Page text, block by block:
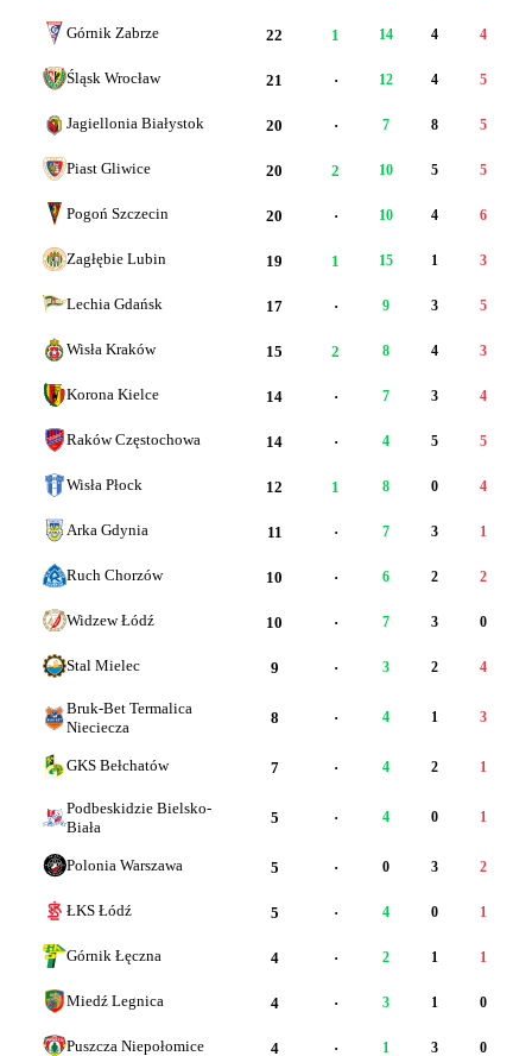
Górnik Zabrze 22 1 14 4 4
Śląsk Wrocław 21 · 12 4 5
Jagiellonia Białystok 20 · 7 8 5
Piast Gliwice 20 2 10 5 5
Pogoń Szczecin 20 · 10 4 6
Zagłębie Lubin 19 1 15 1 3
Lechia Gdańsk 17 · 9 3 5
Wisła Kraków 15 2 8 4 3
Korona Kielce 14 · 7 3 4
Raków Częstochowa 14 · 4 5 5
Wisła Płock 12 1 8 0 4
Arka Gdynia 11 · 7 3 1
Ruch Chorzów 10 · 6 2 2
Widzew Łódź 10 · 7 3 0
Stal Mielec 9 · 3 2 4
Bruk-Bet Termalica
Nieciecza
8 · 4 1 3
GKS Bełchatów 7 · 4 2 1
Podbeskidzie Bielsko-
Biała
5 · 4 0 1
Polonia Warszawa 5 · 0 3 2
ŁKS Łódź 5 · 4 0 1
Górnik Łęczna 4 · 2 1 1
Miedź Legnica 4 · 3 1 0
Puszcza Niepołomice 4 · 1 3 0